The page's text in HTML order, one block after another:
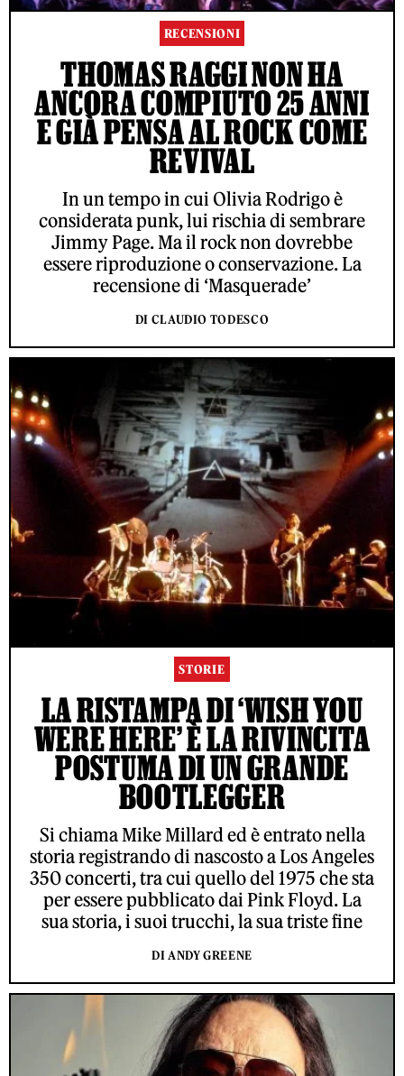
RECENSIONI
THOMAS RAGGI NON HA
ANCORA COMPIUTO 25 ANNI
E GIÀ PENSA AL ROCK COME
REVIVAL
In un tempo in cui Olivia Rodrigo è
considerata punk, lui rischia di sembrare
Jimmy Page. Ma il rock non dovrebbe
essere riproduzione o conservazione. La
recensione di ‘Masquerade’
DI CLAUDIO TODESCO
STORIE
LA RISTAMPA DI ‘WISH YOU
WERE HERE’ È LA RIVINCITA
POSTUMA DI UN GRANDE
BOOTLEGGER
Si chiama Mike Millard ed è entrato nella
storia registrando di nascosto a Los Angeles
350 concerti, tra cui quello del 1975 che sta
per essere pubblicato dai Pink Floyd. La
sua storia, i suoi trucchi, la sua triste fine
DI ANDY GREENE